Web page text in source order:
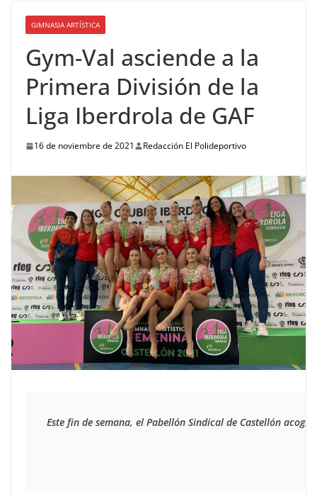
GIMNASIA ARTÍSTICA
Gym-Val asciende a la
Primera División de la
Liga Iberdrola de GAF
16 de noviembre de 2021 Redacción El Polideportivo
Este fin de semana, el Pabellón Sindical de Castellón